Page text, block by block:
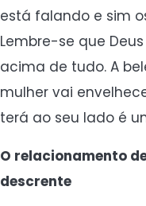
está falando e sim
Lembre-se que
acima de tudo. A
mulher vai
terá ao seu lado é
O relacionamento
descrente